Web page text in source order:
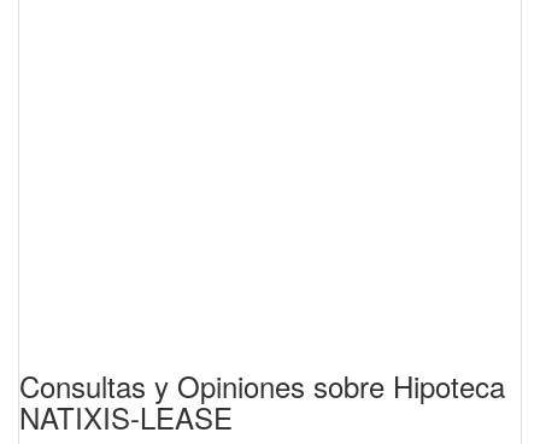
Consultas y Opiniones sobre Hipoteca
NATIXIS-LEASE